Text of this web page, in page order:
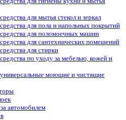
для мытья стекол и зеркал
для пола и напольных покрытий
для поломоечных машин
для сантехнических помещений
для стирки
по уходу за мебелью, кожей и
моющие и чистящие
автомобилем